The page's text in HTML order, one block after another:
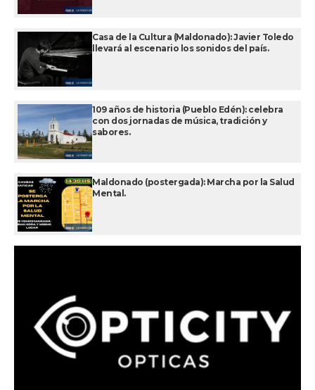
Casa de la Cultura (Maldonado): Javier Toledo
llevará al escenario los sonidos del país.
109 años de historia (Pueblo Edén): celebra
con dos jornadas de música, tradición y
sabores.
Maldonado (postergada): Marcha por la Salud
Mental.